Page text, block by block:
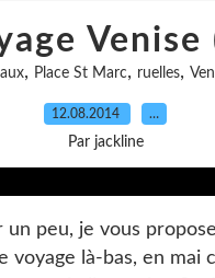
Venise
, Place St Marc, ruelles,
12.08.2014 …
Par jackline
peu, je vous
là-bas, en mai